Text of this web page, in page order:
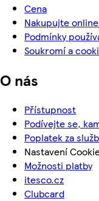
Cena
Nakupujte
Podmínky
Soukromí a
O nás
Přístupnost
Podívejte se,
Poplatek za
Nastavení
Možnosti platby
itesco.cz
Clubcard